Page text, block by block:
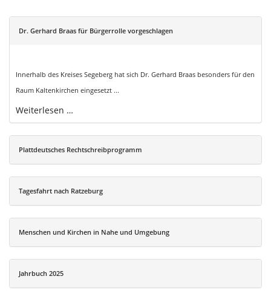
Dr. Gerhard Braas für Bürgerrolle vorgeschlagen
Innerhalb des Kreises Segeberg hat sich Dr. Gerhard Braas besonders für den
Raum Kaltenkirchen eingesetzt ...
Weiterlesen …
Plattdeutsches Rechtschreibprogramm
Tagesfahrt nach Ratzeburg
Menschen und Kirchen in Nahe und Umgebung
Jahrbuch 2025